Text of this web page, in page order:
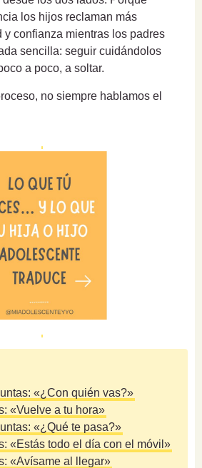
los hijos reclaman más
y confianza mientras los padres
sencilla: seguir cuidándolos
a poco, a soltar.
no siempre hablamos el
«¿Con quién vas?»
«Vuelve a tu hora»
«¿Qué te pasa?»
«Estás todo el día con el móvil»
«Avísame al llegar»